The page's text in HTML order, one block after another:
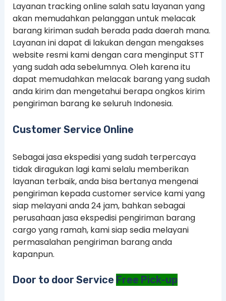
Layanan tracking online salah satu layanan yang
akan memudahkan pelanggan untuk melacak
barang kiriman sudah berada pada daerah mana.
Layanan ini dapat di lakukan dengan mengakses
website resmi kami dengan cara menginput STT
yang sudah ada sebelumnya. Oleh karena itu
dapat memudahkan melacak barang yang sudah
anda kirim dan mengetahui berapa ongkos kirim
pengiriman barang ke seluruh Indonesia.
Customer Service Online
Sebagai jasa ekspedisi yang sudah terpercaya
tidak diragukan lagi kami selalu memberikan
layanan terbaik, anda bisa bertanya mengenai
pengiriman kepada customer service kami yang
siap melayani anda 24 jam, bahkan sebagai
perusahaan jasa ekspedisi pengiriman barang
cargo yang ramah, kami siap sedia melayani
permasalahan pengiriman barang anda
kapanpun.
Door to door Service Free Pick-up